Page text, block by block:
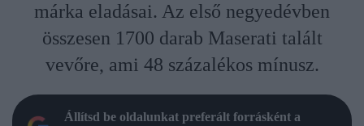
márka eladásai. Az első negyedévben
összesen 1700 darab Maserati talált
vevőre, ami 48 százalékos mínusz.
Állítsd be oldalunkat preferált forrásként a